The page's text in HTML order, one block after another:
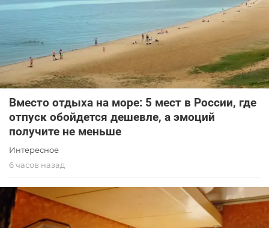
Вместо отдыха на море: 5 мест в России, где
отпуск обойдется дешевле, а эмоций
получите не меньше
Интересное
6 часов назад